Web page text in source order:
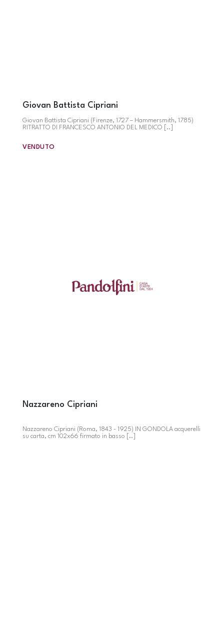
Giovan Battista Cipriani
Giovan Battista Cipriani (Firenze, 1727 – Hammersmith, 1785)
RITRATTO DI FRANCESCO ANTONIO DEL MEDICO [..]
VENDUTO
Nazzareno Cipriani
Nazzareno Cipriani (Roma, 1843 - 1925) IN GONDOLA acquerelli
su carta, cm 102x66 firmato in basso [..]